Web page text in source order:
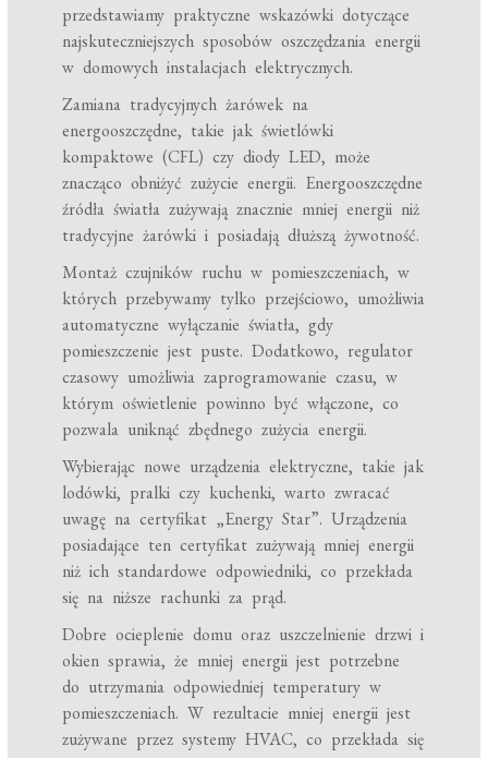
przedstawiamy praktyczne wskazówki dotyczące
najskuteczniejszych sposobów oszczędzania energii
w domowych instalacjach elektrycznych.
Zamiana tradycyjnych żarówek na
energooszczędne, takie jak świetlówki
kompaktowe (CFL) czy diody LED, może
znacząco obniżyć zużycie energii. Energooszczędne
źródła światła zużywają znacznie mniej energii niż
tradycyjne żarówki i posiadają dłuższą żywotność.
Montaż czujników ruchu w pomieszczeniach, w
których przebywamy tylko przejściowo, umożliwia
automatyczne wyłączanie światła, gdy
pomieszczenie jest puste. Dodatkowo, regulator
czasowy umożliwia zaprogramowanie czasu, w
którym oświetlenie powinno być włączone, co
pozwala uniknąć zbędnego zużycia energii.
Wybierając nowe urządzenia elektryczne, takie jak
lodówki, pralki czy kuchenki, warto zwracać
uwagę na certyfikat „Energy Star”. Urządzenia
posiadające ten certyfikat zużywają mniej energii
niż ich standardowe odpowiedniki, co przekłada
się na niższe rachunki za prąd.
Dobre ocieplenie domu oraz uszczelnienie drzwi i
okien sprawia, że mniej energii jest potrzebne
do utrzymania odpowiedniej temperatury w
pomieszczeniach. W rezultacie mniej energii jest
zużywane przez systemy HVAC, co przekłada się